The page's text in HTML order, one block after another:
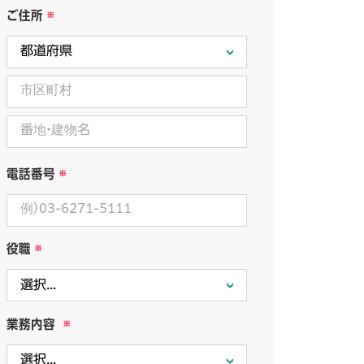
ご住所
電話番号
役職
業務内容